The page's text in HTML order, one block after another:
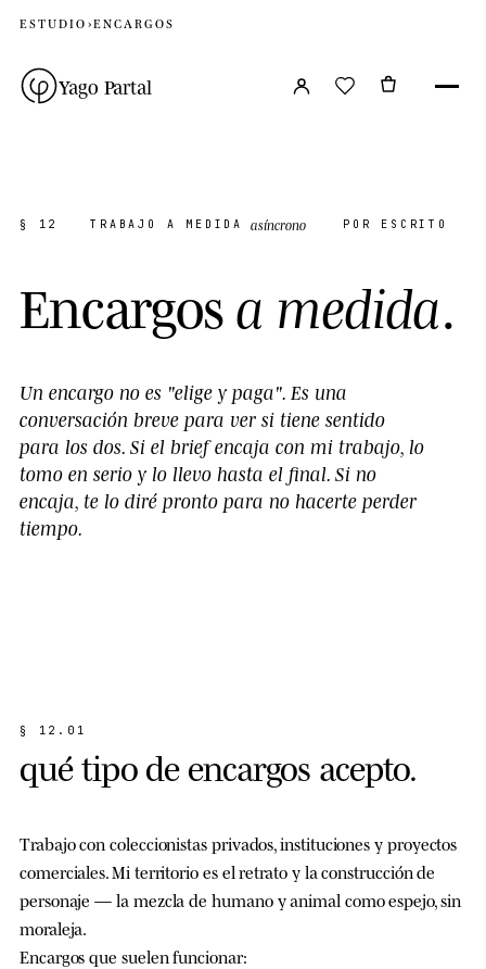
ESTUDIO ›ENCARGOS
Yago Partal
§ 12 TRABAJO A MEDIDA asíncrono POR ESCRITO
Encargosa medida.
Un encargo no es "elige y paga". Es una
conversación breve para ver si tiene sentido
para los dos. Si el brief encaja con mi trabajo, lo
tomo en serio y lo llevo hasta el final. Si no
encaja, te lo diré pronto para no hacerte perder
tiempo.
§ 1 2 . 0 1
quétipode encargos acepto.
Trabajo con coleccionistas privados, instituciones y proyectos
comerciales. Mi territorio es elretratoy laconstrucción de
personaje — la mezcla de humano y animal como espejo, sin
moraleja.
Encargos que suelen funcionar: